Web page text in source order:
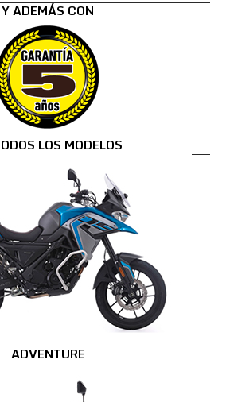
Y ADEMÁS CON
LOS MODELOS
ADVENTURE